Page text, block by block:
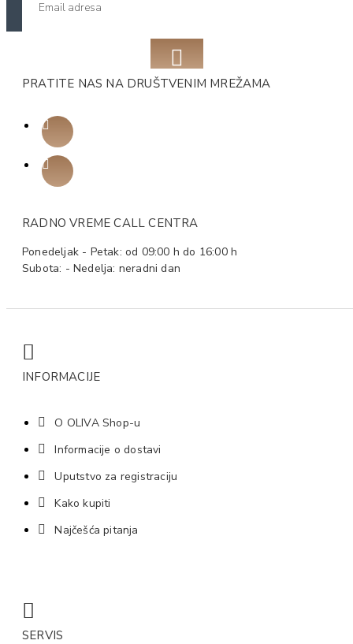
PRATITE NAS NA DRUŠTVENIM MREŽAMA
RADNO VREME CALL CENTRA
Ponedeljak - Petak: od 09:00 h do 16:00 h
Subota: - Nedelja: neradni dan
INFORMACIJE
O OLIVA Shop-u
Informacije o dostavi
Uputstvo za registraciju
Kako kupiti
Najčešća pitanja
SERVIS